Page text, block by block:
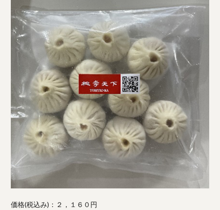
価格(税込み)：２，１６０円